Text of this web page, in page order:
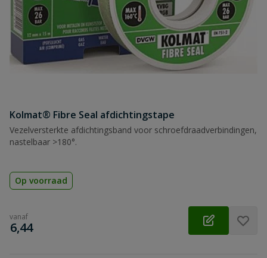
Kolmat® Fibre Seal afdichtingstape
Vezelversterkte afdichtingsband voor schroefdraadverbindingen,
nastelbaar >180°.
Op voorraad
vanaf
€
6,44